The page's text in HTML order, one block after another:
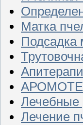
Матка
Подсадка
Лечебные
Лечение